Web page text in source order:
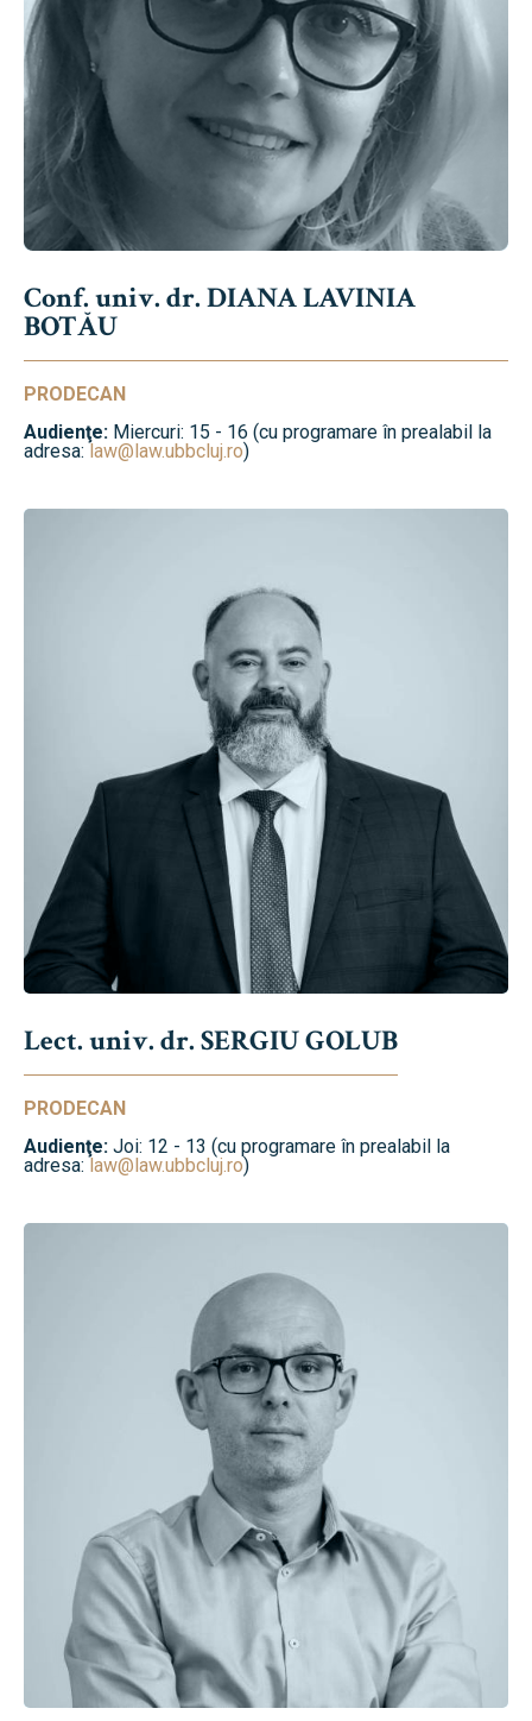
Conf. univ. dr. DIANA LAVINIA
BOTĂU
PRODECAN
Audienţe: Miercuri: 15 - 16 (cu programare în prealabil la
adresa: law@law.ubbcluj.ro)
Lect. univ. dr. SERGIU GOLUB
PRODECAN
Audienţe: Joi: 12 - 13 (cu programare în prealabil la
adresa:law@law.ubbcluj.ro)